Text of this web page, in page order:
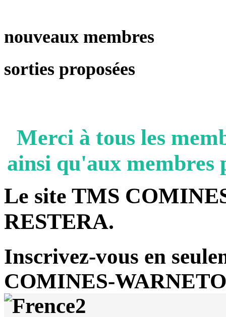
nouveaux membres
sorties proposées
Merci à tous les
ainsi qu'aux membres
Le site TMS
RESTERA.
Inscrivez-vous en
COMINES-